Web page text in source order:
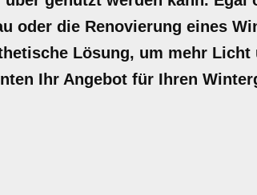
oder die Renovierung eines
Lösung, um mehr Licht
Ihr Angebot für Ihren